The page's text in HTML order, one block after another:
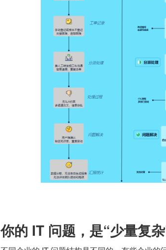
你的 IT 问题，是“少量复